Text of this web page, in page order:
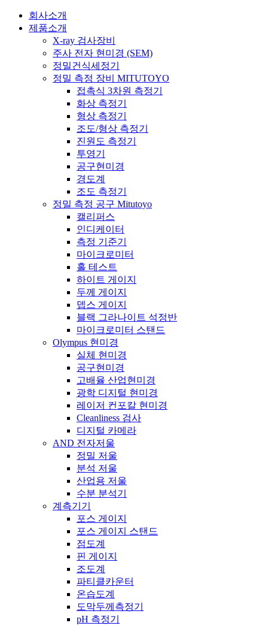
회사소개
제품소개
X-ray 검사장비
주사 전자 현미경 (SEM)
정밀건식세정기
정밀 측정 장비 MITUTOYO
접촉식 3차원 측정기
화상 측정기
형상 측정기
조도/형상 측정기
진원도 측정기
투영기
공구현미경
경도계
조도 측정기
정밀 측정 공구 Mitutoyo
캘리퍼스
인디케이터
측정 기준기
마이크로미터
홀 테스트
하이트 게이지
두께 게이지
뎁스 게이지
블랙 그라나이트 석정반
마이크로미터 스탠드
Olympus 현미경
실체 현미경
공구현미경
고배율 산업현미경
광학 디지털 현미경
레이저 컨포칼 현미경
Cleanliness 검사
디지털 카메라
AND 전자저울
정밀 저울
분석 저울
산업용 저울
수분 분석기
계측기기
포스 게이지
포스 게이지 스탠드
점도계
핀 게이지
조도계
파티클카운터
온습도계
도막두께측정기
pH 측정기